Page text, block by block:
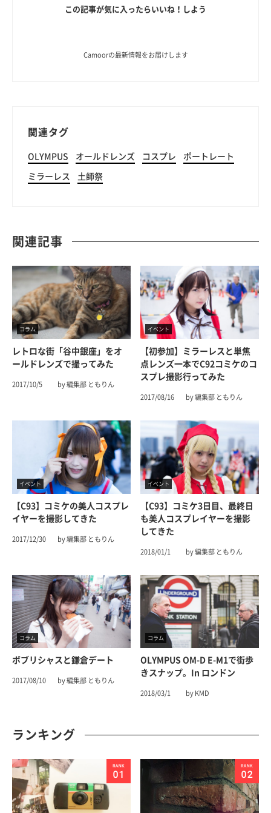
この記事が気に入ったらいいね！しよう
Camoorの最新情報をお届けします
関連タグ
OLYMPUS オールドレンズ コスプレ ポートレート
ミラーレス 土師祭
関連記事
コラム
レトロな街「谷中銀座」をオ
ールドレンズで撮ってみた
2017/10/5 by 編集部 ともりん
イベント
【初参加】ミラーレスと単焦
点レンズ一本でC92コミケのコ
スプレ撮影行ってみた
2017/08/16 by 編集部 ともりん
イベント
【C93】コミケの美人コスプレ
イヤーを撮影してきた
2017/12/30 by 編集部 ともりん
イベント
【C93】コミケ3日目、最終日
も美人コスプレイヤーを撮影
してきた
2018/01/1 by 編集部 ともりん
コラム
ボブリシャスと鎌倉デート
2017/08/10 by 編集部 ともりん
コラム
OLYMPUS OM-D E-M1で街歩
きスナップ。in ロンドン
2018/03/1 by KMD
ランキング